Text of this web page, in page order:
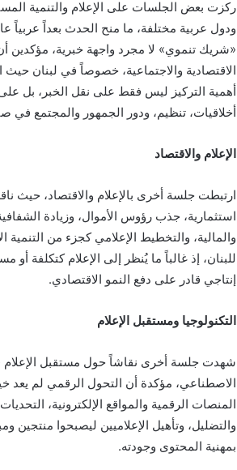
ركزت بعض الجلسات على الإعلام والتنمية
ودول عربية مختلفة، ما منح الحدث بعداً عربياً
«شريك تنموي» لا مجرد واجهة خبرية، مؤكدين أن
الاقتصادية والاجتماعية، خصوصاً في لبنان
أهمية التركيز ليس فقط على نقل الخبر، بل
أخلاقيات، تنظيم، ودور الجمهور والمجتمع في
الإعلام والاقتصاد
ارتبطت جلسة أخرى بالإعلام والاقتصاد، حيث
استثمارية، جذب رؤوس الأموال، وزيادة
والمالية، والتخطيط الإعلامي كجزء من
للبنان، إذ غالباً ما يُنظر إلى الإعلام كتكلفة
إنتاجي قادر على دفع النمو الاقتصادي.
التكنولوجيا ومستقبل الإعلام
شهدت جلسة أخرى نقاشاً حول مستقبل الإعلام
الاصطناعي، مؤكدة أن التحول الرقمي لم يعد
المنصات الرقمية والمواقع الإلكترونية،
والتضليل، وتأهيل الإعلاميين ليصبحوا منتجين
بمهنية المحتوى وجودته.